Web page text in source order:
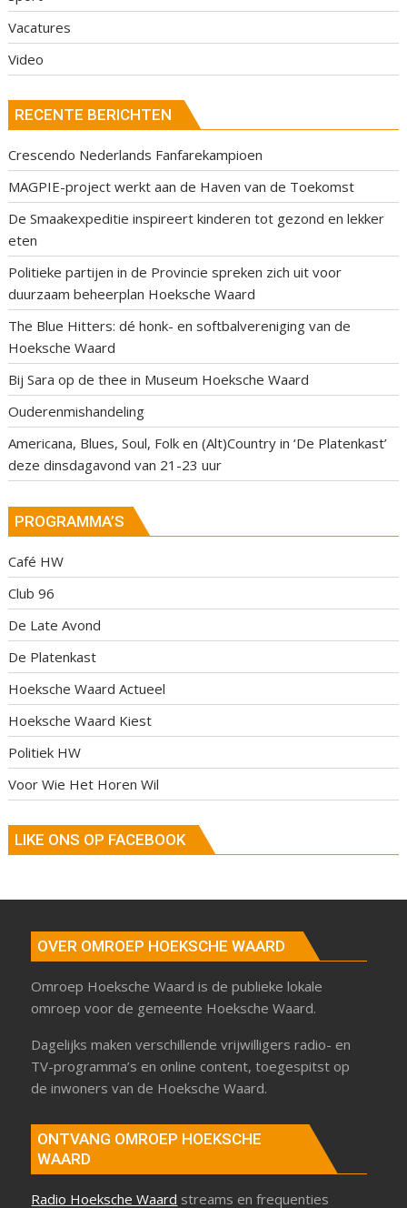
Vacatures
Video
RECENTE BERICHTEN
Crescendo Nederlands Fanfarekampioen
MAGPIE-project werkt aan de Haven van de Toekomst
De Smaakexpeditie inspireert kinderen tot gezond en lekker
eten
Politieke partijen in de Provincie spreken zich uit voor
duurzaam beheerplan Hoeksche Waard
The Blue Hitters: dé honk- en softbalvereniging van de
Hoeksche Waard
Bij Sara op de thee in Museum Hoeksche Waard
Ouderenmishandeling
Americana, Blues, Soul, Folk en (Alt)Country in ‘De Platenkast’
deze dinsdagavond van 21-23 uur
PROGRAMMA’S
Café HW
Club 96
De Late Avond
De Platenkast
Hoeksche Waard Actueel
Hoeksche Waard Kiest
Politiek HW
Voor Wie Het Horen Wil
LIKE ONS OP FACEBOOK
OVER OMROEP HOEKSCHE WAARD
Omroep Hoeksche Waard is de publieke lokale
omroep voor de gemeente Hoeksche Waard.
Dagelijks maken verschillende vrijwilligers radio- en
TV-programma’s en online content, toegespitst op
de inwoners van de Hoeksche Waard.
ONTVANG OMROEP HOEKSCHE
WAARD
Radio Hoeksche Waard streams en frequenties